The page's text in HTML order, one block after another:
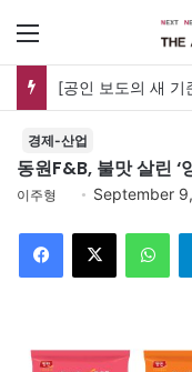
메뉴
[공인 보도의 새
경제-산업
동원F&B, 불맛 살린 ‘
이주형 September
Facebook
X